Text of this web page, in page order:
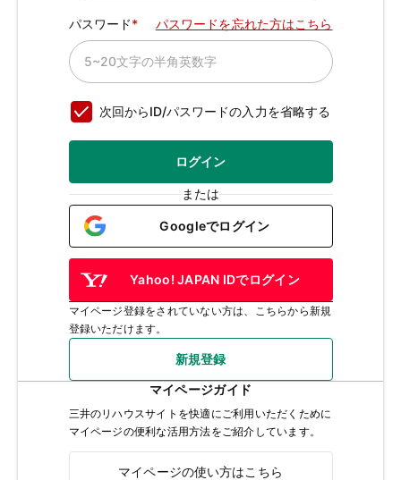
パスワード パスワードを忘れた方はこちら
次回からID/パスワードの入力を省略する
ログイン
または
Googleでログイン
Yahoo! JAPAN IDでログイン
マイページ登録をされていない方は、こちらから新規
登録いただけます。
新規登録
マイページガイド
三井のリハウスサイトを快適にご利用いただくために
マイページの便利な活用方法をご紹介しています。
マイページの使い方はこちら